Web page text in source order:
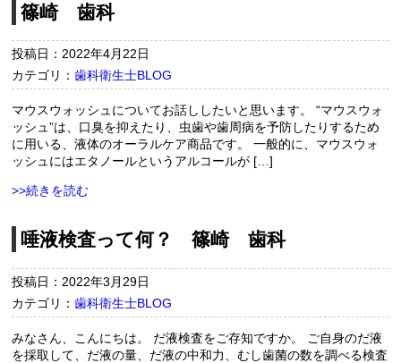
篠崎 歯科
投稿日：2022年4月22日
カテゴリ：歯科衛生士BLOG
マウスウォッシュについてお話ししたいと思います。 “マウスウォ
ッシュ”は、口臭を抑えたり、虫歯や歯周病を予防したりするため
に用いる、液体のオーラルケア商品です。 一般的に、マウスウォ
ッシュにはエタノールというアルコールが […]
>>続きを読む
唾液検査って何？ 篠崎 歯科
投稿日：2022年3月29日
カテゴリ：歯科衛生士BLOG
みなさん、こんにちは。 だ液検査をご存知ですか。 ご自身のだ液
を採取して、だ液の量、だ液の中和力、むし歯菌の数を調べる検査